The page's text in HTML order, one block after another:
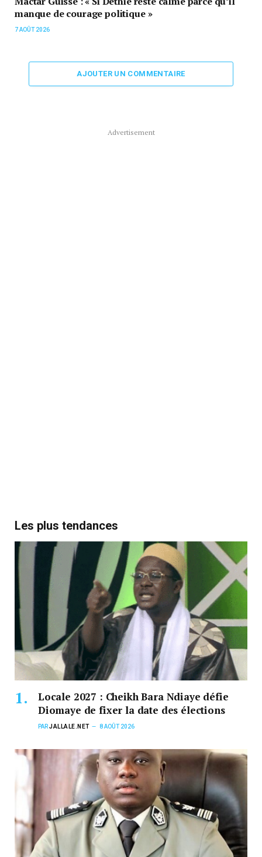
manque de courage politique »
7 AOÛT 2026
AJOUTER UN COMMENTAIRE
Advertisement
Les plus tendances
Locale 2027 : Cheikh Bara Ndiaye défie
Diomaye de fixer la date des élections
PARJALLALE.NET 8 AOÛT 2026